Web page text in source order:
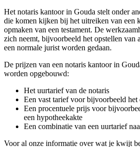
Het notaris kantoor in Gouda stelt onder
die komen kijken bij het uitreiken van een
opmaken van een testament. De
zich neemt, bijvoorbeeld het opstellen van
een normale jurist worden gedaan.
De prijzen van een notaris kantoor in
worden opgebouwd:
Het uurtarief van de notaris
Een vast tarief voor bijvoorbeeld het
Een procentuele prijs voor
een hypotheekakte
Een combinatie van een uurtarief
Voor al onze informatie over wat je kwijt